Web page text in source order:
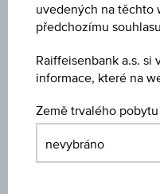
ISIN / WKN
Podkladové aktivum
STOXX® Global
Index
Výše ochrany
uvedených na těchto
předchozímu
Raiffeisenbank a.s.
informace, které na
Země trvalého pobytu